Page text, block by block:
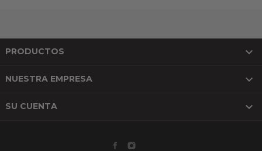
PRODUCTOS 
NUESTRA EMPRESA 
SU CUENTA 